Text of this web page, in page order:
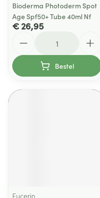
Bioderma Photoderm Spot
Age Spf50+ Tube 40ml Nf
€ 26,95
Bestel
Eucerin